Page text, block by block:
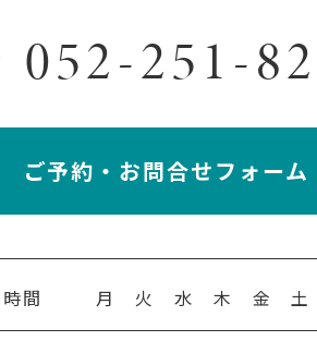
052-251-
ご予約・お問合せフォーム
間 月 火 水 木 金 土